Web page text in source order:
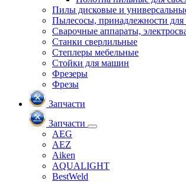
Пилы дисковые и
Пылесосы, принадлежности для
Сварочные аппараты,
Станки сверлильные
Степлеры мебельные
Стойки для машин
Фрезеры
Фрезы
Запчасти
Запчасти
AEG
AEZ
Aiken
AQUALIGHT
BestWeld